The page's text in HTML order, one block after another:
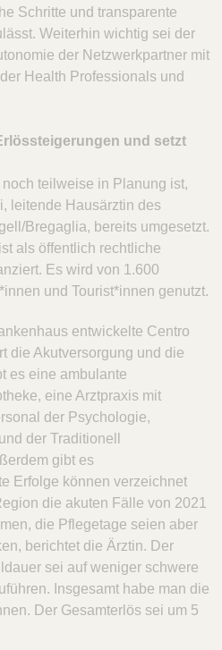
Schritte und transparente
Weiterhin wichtig sei der
der Netzwerkpartner mit
Health Professionals und
und setzt
teilweise in Planung ist,
leitende Hausärztin des
Bregaglia, bereits umgesetzt.
als öffentlich rechtliche
Es wird von 1.600
und Tourist*innen genutzt.
entwickelte Centro
die Akutversorgung und die
es eine ambulante
eine Arztpraxis mit
der Psychologie,
der Traditionell
gibt es
Erfolge können verzeichnet
die akuten Fälle von 2021
die Pflegetage seien aber
berichtet die Ärztin. Der
sei auf weniger schwere
Insgesamt habe man die
Der Gesamterlös sei um 5